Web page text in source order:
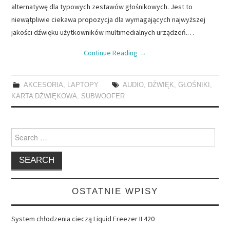
alternatywę dla typowych zestawów głośnikowych. Jest to
niewątpliwie ciekawa propozycja dla wymagających najwyższej
jakości dźwięku użytkowników multimedialnych urządzeń.…
Continue Reading →
AKCESORIA, LAPTOPY AUDIO, DŹWIĘK, GŁOŚNIKI ,
KARTA DŹWIĘKOWA, SUBWOOFER
Search
for:
OSTATNIE WPISY
System chłodzenia cieczą Liquid Freezer II 420